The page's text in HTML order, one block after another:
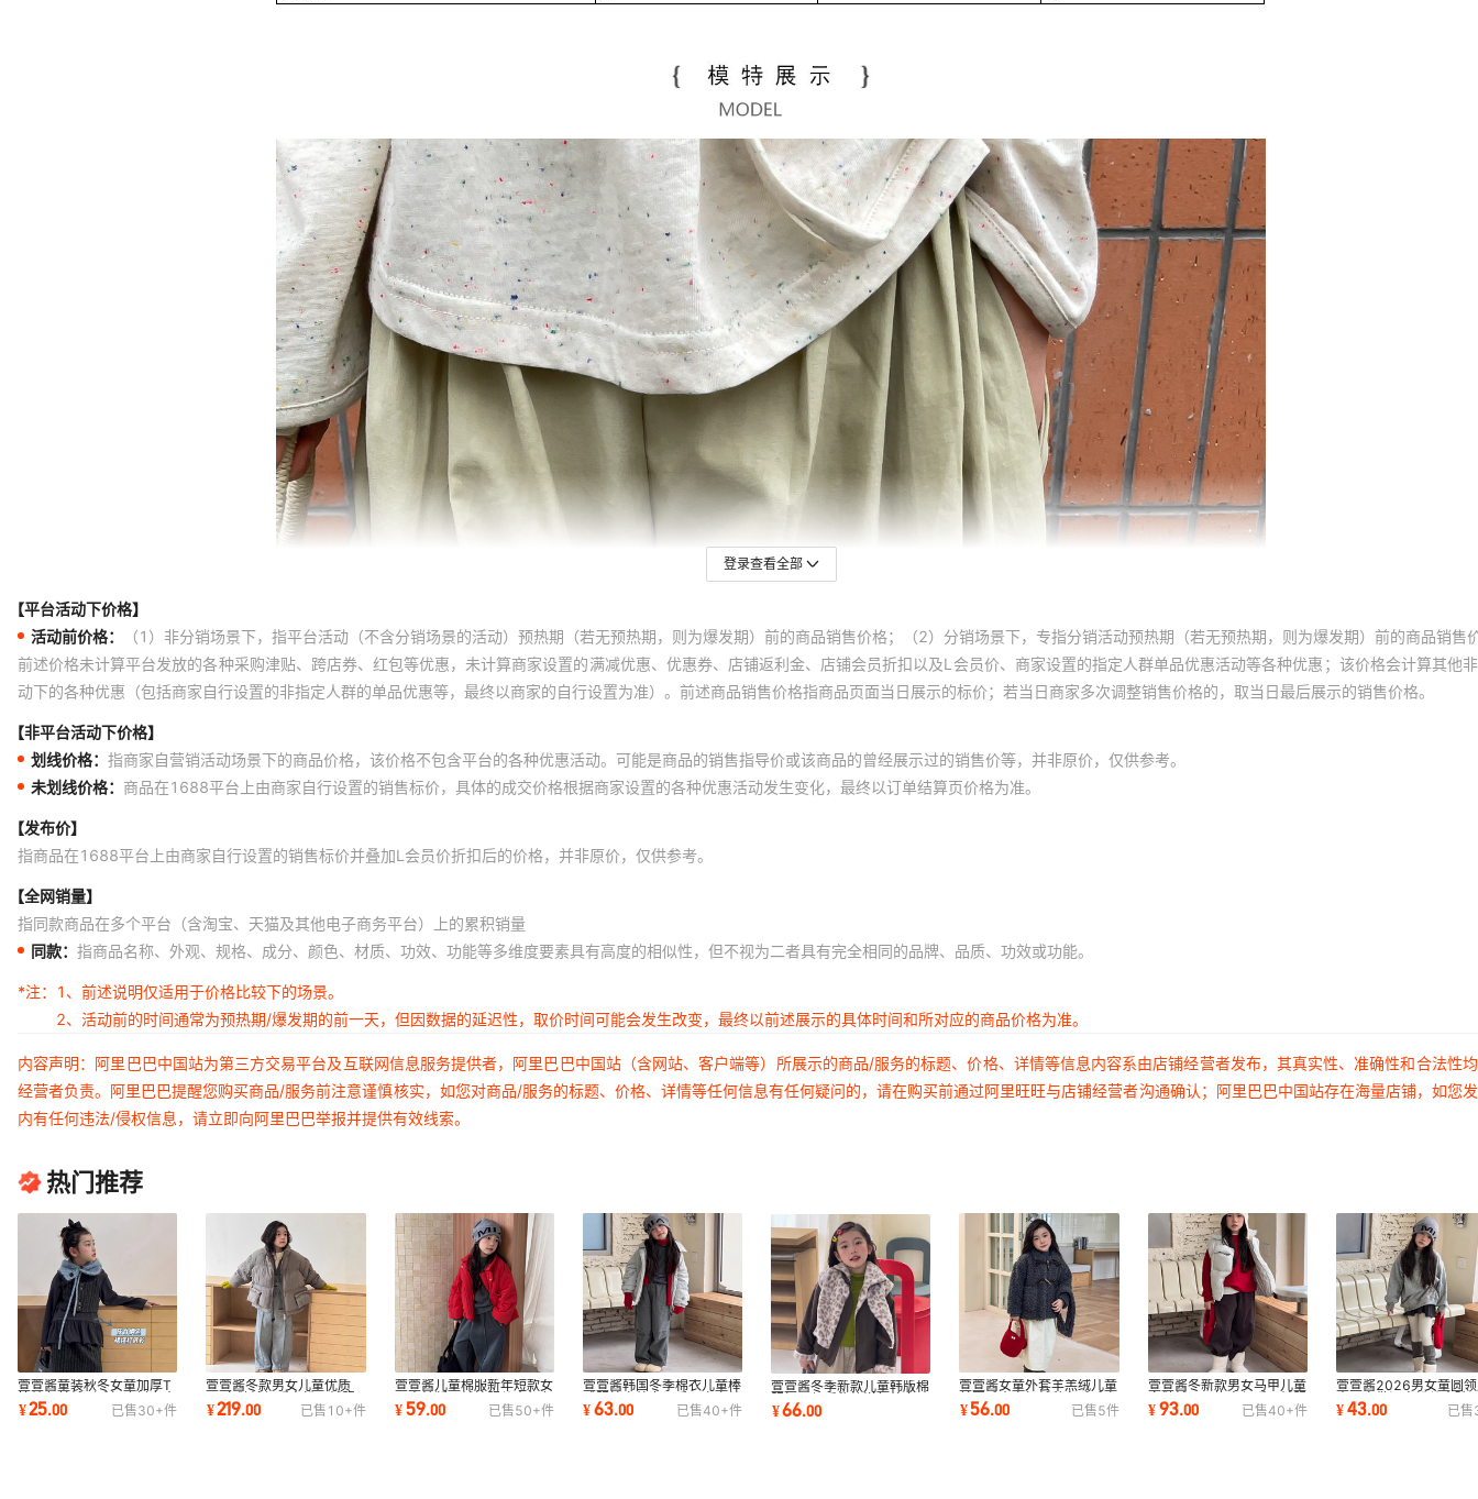
登录查看全部
【平台活动下价格】
活动前价格：
（1）非分销场景下，指平台活动（不含分销场景的活动）预热期（若无预热期，则为爆发期）前的商品销售价格；（2）分销场景下，专指分销活动预热期（若无预热期，则为爆发期）前的商品销售
前述价格未计算平台发放的各种采购津贴、跨店券、红包等优惠，未计算商家设置的满减优惠、优惠券、店铺返利金、店铺会员折扣以及L会员价、商家设置的指定人群单品优惠活动等各种优惠；该价格会计算其他
动下的各种优惠（包括商家自行设置的非指定人群的单品优惠等，最终以商家的自行设置为准）。前述商品销售价格指商品页面当日展示的标价；若当日商家多次调整销售价格的，取当日最后展示的销售价格。
【非平台活动下价格】
划线价格： 指商家自营销活动场景下的商品价格，该价格不包含平台的各种优惠活动。可能是商品的销售指导价或该商品的曾经展示过的销售价等，并非原价，仅供参考。
未划线价格： 商品在1688平台上由商家自行设置的销售标价，具体的成交价格根据商家设置的各种优惠活动发生变化，最终以订单结算页价格为准。
【发布价】
指商品在1688平台上由商家自行设置的销售标价并叠加L会员价折扣后的价格，并非原价，仅供参考。
【全网销量】
指同款商品在多个平台（含淘宝、天猫及其他电子商务平台）上的累积销量
同款： 指商品名称、外观、规格、成分、颜色、材质、功效、功能等多维度要素具有高度的相似性，但不视为二者具有完全相同的品牌、品质、功效或功能。
*注：
1、前述说明仅适用于价格比较下的场景。
2、活动前的时间通常为预热期/爆发期的前一天，但因数据的延迟性，取价时间可能会发生改变，最终以前述展示的具体时间和所对应的商品价格为准。
内容声明：阿里巴巴中国站为第三方交易平台及互联网信息服务提供者，阿里巴巴中国站（含网站、客户端等）所展示的商品/服务的标题、价格、详情等信息内容系由店铺经营者发布，其真实性、准确性和合法性
经营者负责。阿里巴巴提醒您购买商品/服务前注意谨慎核实，如您对商品/服务的标题、价格、详情等任何信息有任何疑问的，请在购买前通过阿里旺旺与店铺经营者沟通确认；阿里巴巴中国站存在海量店铺，如您
内有任何违法/侵权信息，请立即向阿里巴巴举报并提供有效线索。
热门推荐
萱萱酱童装秋冬女童加厚T
恤纯色羊绒刷毛打底衫女童
花边打底裙
¥25.00 已售30+件
萱萱酱冬款男女儿童优质
90白鹅绒保暖宽松羽绒服
外套加厚韩版
¥219.00 已售 10+件
萱萱酱儿童棉服新年短款女
男童韩版羽绒棉服儿童红色
夹克年服
¥59.00 已售50+件
萱萱酱韩国冬季棉衣儿童棒
球服棉衣外套日系风宝宝棉
羽绒棉夹棉服
¥63.00 已售40+件
萱萱酱冬季新款儿童韩版棉
服加厚保暖豹纹洋气外套
+马甲俩件套
¥66.00
萱萱酱女童外套羊羔绒儿童
羊圈毛大衣加绒秋冬毛毛衣
俩件套
¥56.00 已售5件
萱萱酱冬新款男女马甲儿童
白鹅绒马甲坎肩保暖羽绒服
马甲轻薄
¥93.00 已售40+件
萱萱酱2026男女童圆
童卫衣做旧宽松儿童破
衣宽松毛圈卫衣
¥43.00 已售